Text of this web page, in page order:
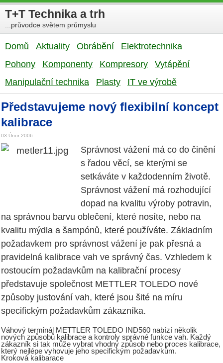
T+T Technika a trh
...průvodce světem průmyslu
Domů Aktuality Obrábění
Elektrotechnika
Pohony
Komponenty Kompresory
Vytápění
Manipulační technika
Plasty IT ve výrobě
Představujeme nový flexibilní koncept
kalibrace
03 Únor 2006
Správnost vážení má co do činění
s řadou věcí, se kterými se
setkáváte v každodenním životě.
Správnost vážení má rozhodující
dopad na kvalitu výroby potravin,
na správnou barvu oblečení, které nosíte, nebo na
kvalitu mýdla a šampónů, které používáte. Základním
požadavkem pro správnost vážení je pak přesná a
pravidelná kalibrace vah ve správný čas. Vzhledem k
rostoucím požadavkům na kalibrační procesy
představuje společnost METTLER TOLEDO nové
způsoby justování vah, které jsou šité na míru
specifickým požadavkům zákazníka.
Váhový terminál METTLER TOLEDO IND560 nabízí několik
nových způsobů kalibrace a kontroly správné funkce vah. Každý
zákazník si tak může vybrat vhodný způsob nebo proces kalibrace,
který nejlépe vyhovuje jeho specifickým požadavkům.
Kroková kalibarace